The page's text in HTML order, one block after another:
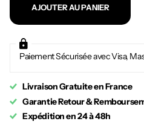
AJOUTER AU PANIER
Paiement Sécurisée avec Visa,
Livraison Gratuite en France
Garantie Retour &
Expédition en 24 à 48h